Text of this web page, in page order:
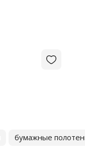
бумажные